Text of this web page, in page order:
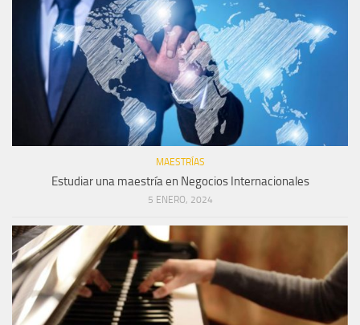
MAESTRÍAS
Estudiar una maestría en Negocios Internacionales
5 ENERO, 2024